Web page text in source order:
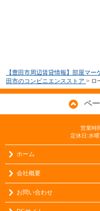
【豊田市周辺賃貸情報】部屋マー
田市のコンビニエンスストア > ロ
ペ
営業時
定休日:水曜
ホーム
会社概要
お問い合わせ